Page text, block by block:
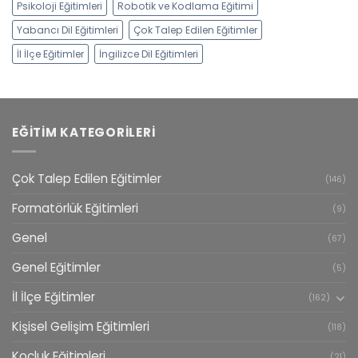
Psikoloji Eğitimleri
Robotik ve Kodlama Eğitimi
Yabancı Dil Eğitimleri
Çok Talep Edilen Eğitimler
İl İlçe Eğitimler
İngilizce Dil Eğitimleri
EĞITIM KATEGORILERI
Çok Talep Edilen Eğitimler (146)
Formatörlük Eğitimleri (9)
Genel (67)
Genel Eğitimler (5)
İl İlçe Eğitimler (162)
Kişisel Gelişim Eğitimleri (118)